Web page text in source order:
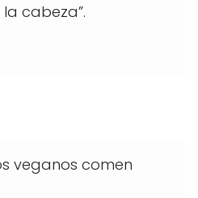
cabeza”.
veganos comen